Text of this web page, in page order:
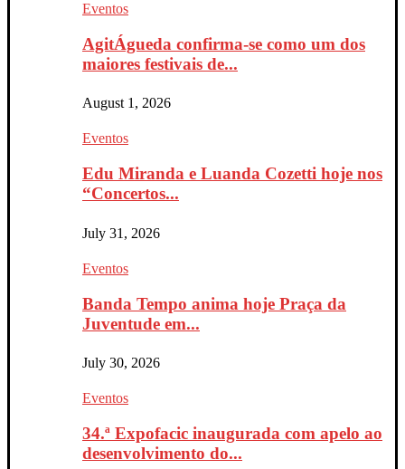
Eventos
AgitÁgueda confirma-se como um dos
maiores festivais de...
August 1, 2026
Eventos
Edu Miranda e Luanda Cozetti hoje nos
“Concertos...
July 31, 2026
Eventos
Banda Tempo anima hoje Praça da
Juventude em...
July 30, 2026
Eventos
34.ª Expofacic inaugurada com apelo ao
desenvolvimento do...